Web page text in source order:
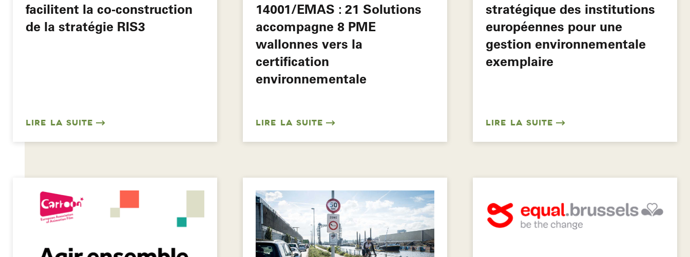
facilitent la co-construction
de la stratégie RIS3
LIRE LA SUITE
14001/EMAS : 21 Solutions
accompagne 8 PME
wallonnes vers la
certification
environnementale
LIRE LA SUITE
stratégique des institutions
européennes pour une
gestion environnementale
exemplaire
LIRE LA SUITE